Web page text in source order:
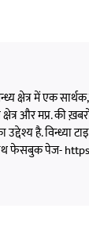
क्षेत्र में एक
और मप्र. की
उद्देश्य है.
साथ फेसबुक पेज-